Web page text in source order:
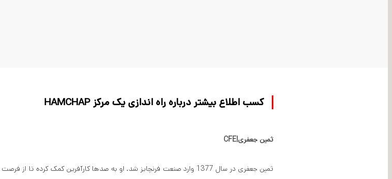
کسب اطلاع بیشتر درباره راه اندازی یک مرکز HAMCHAP
ثمین جعفری|CFE
ثمین جعفری در سال 1377 وارد صنعت فرنچایز شد. او به صدها کارآفرین کمک